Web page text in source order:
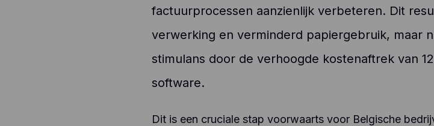
factuurprocessen aanzienlijk verbeteren. Dit
verwerking en verminderd papiergebruik, maar
stimulans door de verhoogde kostenaftrek van
software.
Dit is een cruciale stap voorwaarts voor Belgische